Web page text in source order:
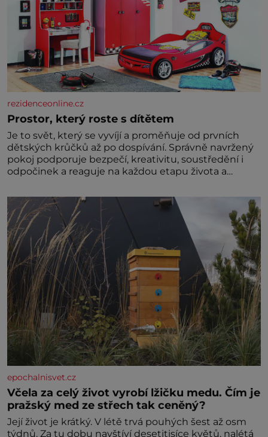
rezidenceonline.cz
Prostor, který roste s dítětem
Je to svět, který se vyvíjí a proměňuje od prvních
dětských krůčků až po dospívání. Správně navržený
pokoj podporuje bezpečí, kreativitu, soustředění i
odpočinek a reaguje na každou etapu života a
jednoduchost, měkkost a bezpečí, proto by pokoj
miminka měl působit především klidně a útulně.
Předškolní věk je
epochalnisvet.cz
Včela za celý život vyrobí lžičku medu. Čím je
pražský med ze střech tak ceněný?
Její život je krátký. V létě trvá pouhých šest až osm
týdnů. Za tu dobu navštíví desetitisíce květů, nalétá